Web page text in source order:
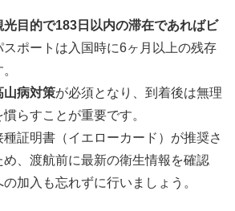
光目的で183日以内の滞在であればビ
スポートは入国時に6ヶ月以上の残存
山病対策が必須となり、到着後は無理
らすことが重要です。
証明書（イエローカード）が推奨さ
、渡航前に最新の衛生情報を確認
加入も忘れずに行いましょう。